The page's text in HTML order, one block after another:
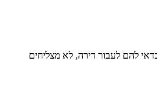
הם מבקשים: לדעת אם כדאי להם לעבור דירה, לא מצליחים